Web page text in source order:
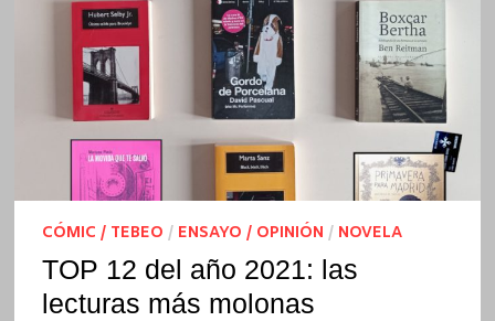
CÓMIC / TEBEO / ENSAYO / OPINIÓN / NOVELA
TOP 12 del año 2021: las
lecturas más molonas